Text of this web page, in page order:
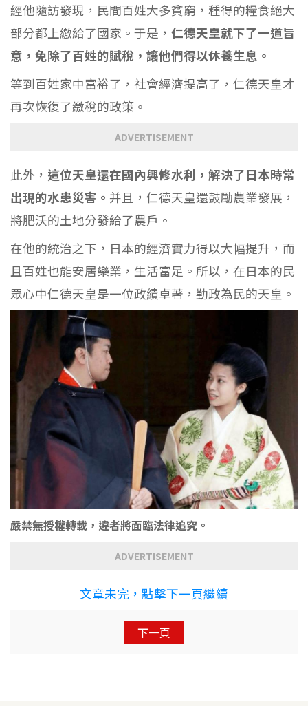
經他隨訪發現，民間百姓大多貧窮，種得的糧食絕大
部分都上繳給了國家。于是， 仁德天皇就下了一道旨
意，免除了百姓的賦稅，讓他們得以休養生息。
等到百姓家中富裕了，社會經濟提高了，仁德天皇才
再次恢復了繳稅的政策。
ADVERTISEMENT
此外， 這位天皇還在國內興修水利，解決了日本時常
出現的水患災害。 并且，仁德天皇還鼓勵農業發展，
將肥沃的土地分發給了農戶。
在他的統治之下，日本的經濟實力得以大幅提升，而
且百姓也能安居樂業，生活富足。所以，在日本的民
眾心中仁德天皇是一位政績卓著，勤政為民的天皇。
嚴禁無授權轉載，違者將面臨法律追究。
ADVERTISEMENT
文章未完，點擊下一頁繼續
下一頁